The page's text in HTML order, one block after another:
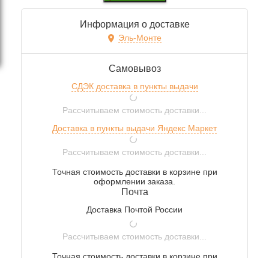
Информация о доставке
Эль-Монте
Самовывоз
СДЭК доставка в пункты выдачи
Рассчитываем стоимость доставки...
Доставка в пункты выдачи Яндекс Маркет
Рассчитываем стоимость доставки...
Точная стоимость доставки в корзине при
оформлении заказа.
Почта
Доставка Почтой России
Рассчитываем стоимость доставки...